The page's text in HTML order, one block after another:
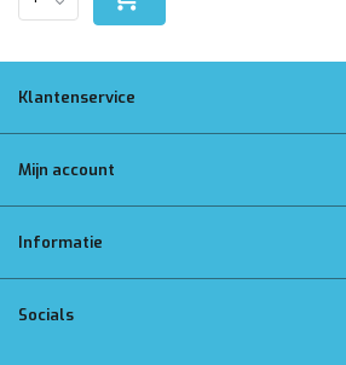
Klantenservice
Mijn account
Informatie
Socials